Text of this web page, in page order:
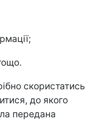
скористатись
до якого
передана